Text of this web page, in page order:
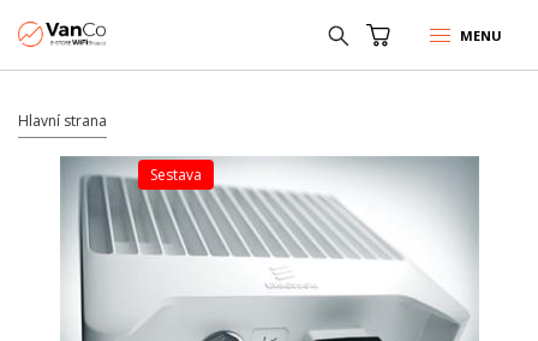
MENU
Hlavní strana
sestava